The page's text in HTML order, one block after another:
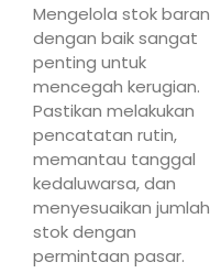
Mengelola stok
dengan baik sangat
penting untuk
mencegah kerugian.
Pastikan melakukan
pencatatan rutin,
memantau tanggal
kedaluwarsa, dan
menyesuaikan jumlah
stok dengan
permintaan pasar.